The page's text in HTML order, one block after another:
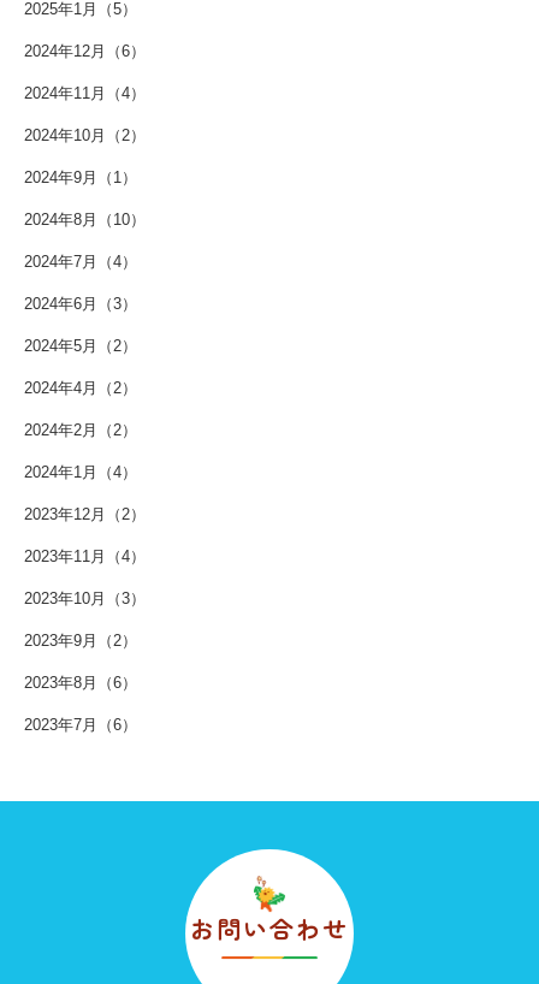
2025年1月（5）
2024年12月（6）
2024年11月（4）
2024年10月（2）
2024年9月（1）
2024年8月（10）
2024年7月（4）
2024年6月（3）
2024年5月（2）
2024年4月（2）
2024年2月（2）
2024年1月（4）
2023年12月（2）
2023年11月（4）
2023年10月（3）
2023年9月（2）
2023年8月（6）
2023年7月（6）
お問い合わせ